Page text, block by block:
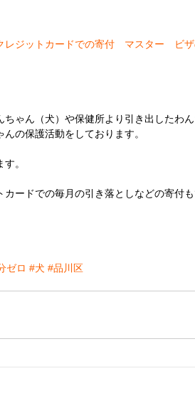
レジットカードでの寄付　マスター　ビザ
ゃん（犬）や保健所より引き出したわ
の保護活動をしております。
。
ードでの毎月の引き落としなどの寄付も
ゼロ #犬 #品川区